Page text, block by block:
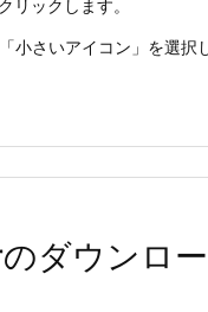
リックします。
小さいアイコン」を選択
ダウンロ